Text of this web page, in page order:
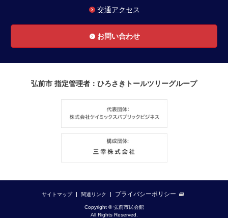
交通アクセス
お問い合わせ
弘前市 指定管理者：ひろさきトールツリーグループ
サイトマップ 関連リンク プライバシーポリシー
Copyright © 弘前市民会館
All Rights Reserved.